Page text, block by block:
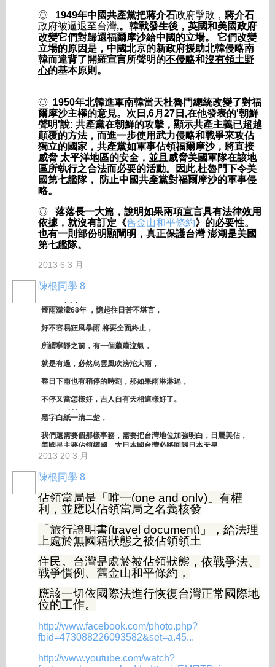
◎ 1949年中國共產黨把蔣介石政府擊敗， 蔣介石
政府被逼退至台灣,。韓戰發生後 ， 英國和美國政府
改變它們對歸還福爾摩沙給中國的立場。
它們改變
立場的原因是，中國北京的新政府援助北韓侵略南
韓而違背了開羅宣言所聲明的不侵略和沒有領土野
心的基本原則。
◎ 1950年北韓進軍南韓當天杜魯門總統改變了對福
爾摩沙主權的意見。次日 ,6月27日,在他發表的'朝鮮
聲明'說: 共產黨在朝鮮的攻擊，顯示共產主義已超越
顛覆的方法， 而進一步使用武力侵略和戰爭來攻佔
獨立的國家 ， 共產黨如軍事佔領福爾摩沙， 將直接
威脅 太平洋地區的安全 ， 並且威脅美國軍隊在該地
區所執行之合法而必要的活動。因此,杜魯門下令美
國第七艦隊，
防止中國共產黨對福爾摩沙的軍事侵
略。
◎ 落落長一大篇，說明如果兩項宣言具有法律效用
依據， 就沒有訂定《舊金山和平條約》的必要性。
也有一則部份明顯闡明，真正保護台灣 澎湖是美國
第七艦隊。
2013 6 3 月
陳根同學 8
. . .
煙雨濛濛68年 ，憶起往日苦不堪言，
好不容易狂風暴雨 將要全面終止，
所謂寧靜之前，有一個蕭蕭泣氣，
就是有過，必然烏雲風吹滂沱大雨，
整日下雨也有稍停的時刻，那如果雨淋淋迡，
不停又當怎樣好，吉人自有天相這樣好了。
. . .
黑字白紙一清二楚，
我們還需要個那樣事務，需要把台灣地位加強明白，日屬美佔，
美國是主要佔領權國，大日本國台灣必將回歸日本天皇
而日本天皇所屬台灣總督行使高權，
有一個完整程序，
這是 回歸歷史的原點而已。
. . .
人在福中不知福，社會地位那麼的崇高，獲知台灣政府的辛苦成
長，
錦上添花沒有明顯的表現，
還跟著無知人群向臨時代理的單位叫罵，
身分地位實需考證其實。
美國軍事政府直接佔領，
. . .
台灣(民)政府法理學院，第48屆起受訓人數，應該說是人潮，洶湧
而來，
今天基於美國的嚴格管控，
2013 20 3 月
陳根同學 8
佔領當局是「唯一(one and only)」有權
利，並應以佔領當局之名義核發
「旅行證明書(travel document)」，給法理
上處於無國籍狀態之被佔領領土
住民。台灣是處於被佔領狀態，依戰爭法、
戰爭慣例、舊金山和平條約，
應該一切依國際法進行恢復台灣正常國際地
位的工作。
http://www.facebook.com/photo.php?
fbid=473088226093582&set=a.45...
http://www.youtube.com/watch?